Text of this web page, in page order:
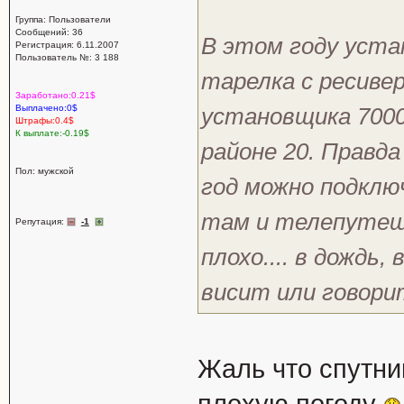
Группа: Пользователи
Сообщений: 36
Регистрация: 6.11.2007
Пользователь №: 3 188
Заработано:0.21$
Выплачено:0$
Штрафы:0.4$
К выплате:-0.19$
Пол: мужской
Репутация: -1
В этом году
тарелка с
установщика
районе 20.
год можно
там и
плохо.... в дождь,
висит или
Жаль что